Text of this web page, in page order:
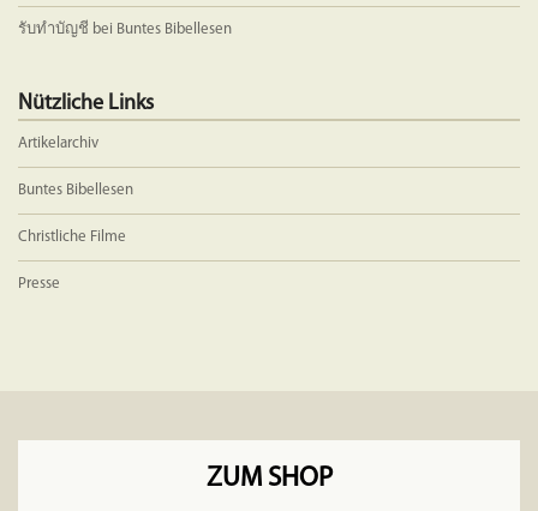
รับทำบัญชี bei Buntes Bibellesen
Nützliche Links
Artikelarchiv
Buntes Bibellesen
Christliche Filme
Presse
ZUM SHOP